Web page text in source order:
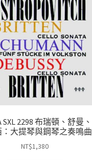
SXL 2298 布瑞頓、舒曼、
大提琴與鋼琴之奏鳴曲
NT$1,380